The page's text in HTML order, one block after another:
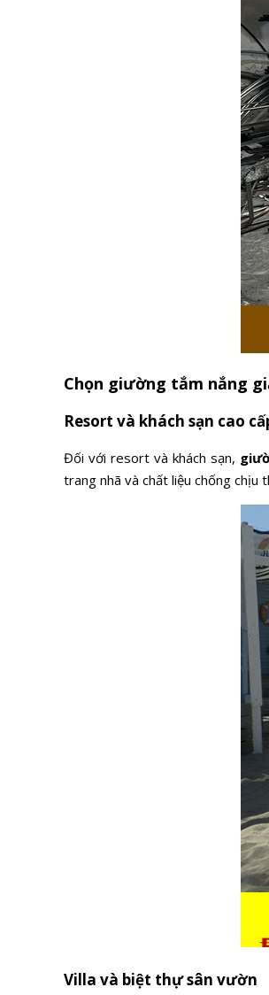
Chọn giường tắm nắng
Resort và khách sạn cao
Đối với resort và khách sạn,
trang nhã và chất liệu chống chịu
Villa và biệt thự sân vườn